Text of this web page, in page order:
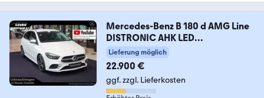
Mercedes-Benz B 180 d AMG Line
DISTRONIC AHK LED
Rückfahrkamer
Lieferung möglich
22.900 €
ggf. zzgl. Lieferkosten